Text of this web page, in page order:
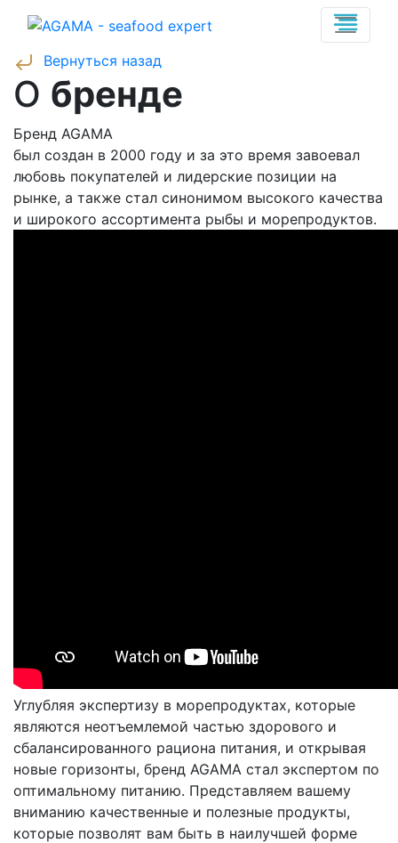
Вернуться назад
O бренде
Бренд AGAMA
был создан в 2000 году и за это время завоевал
любовь покупателей и лидерские позиции на
рынке, а также стал синонимом высокого качества
и широкого ассортимента рыбы и морепродуктов.
Углубляя экспертизу в морепродуктах, которые
являются неотъемлемой частью здорового и
сбалансированного рациона питания, и открывая
новые горизонты, бренд AGAMA стал экспертом по
оптимальному питанию. Представляем вашему
вниманию качественные и полезные продукты,
которые позволят вам быть в наилучшей форме